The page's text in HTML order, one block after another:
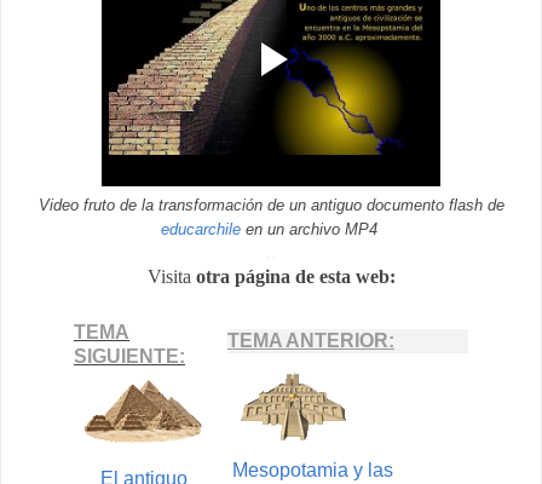
Video fruto de la transformación de un antiguo documento flash de
educarchileen un archivo MP4
Visita otra página de esta web:
TEMA
SIGUIENTE:
El antiguo
TEMA ANTERIOR:
Mesopotamia y las